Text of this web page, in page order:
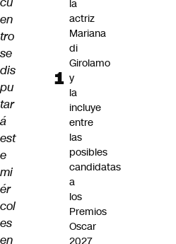
en
tro
se
dis
pu
tar
á
est
e
mi
ér
col
es
en
la
actriz
Mariana
di
Girolamo
y
la
incluye
entre
las
posibles
candidatas
a
los
Premios
Oscar
2027